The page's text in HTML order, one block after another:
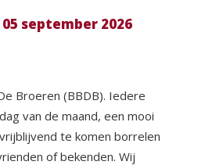
september 2026
Broeren (BBDB). Iedere
van de maand, een mooi
te komen borrelen
of bekenden. Wij